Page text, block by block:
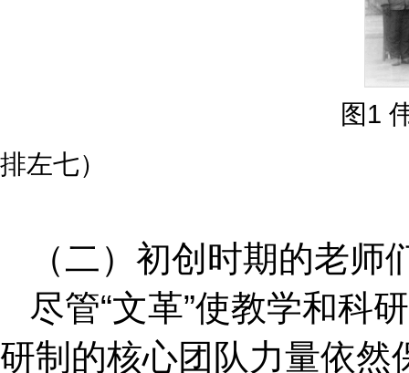
图1
排左七）
（二）初创时期的老师
尽管“文革”使教学和科
研制的核心团队力量依然